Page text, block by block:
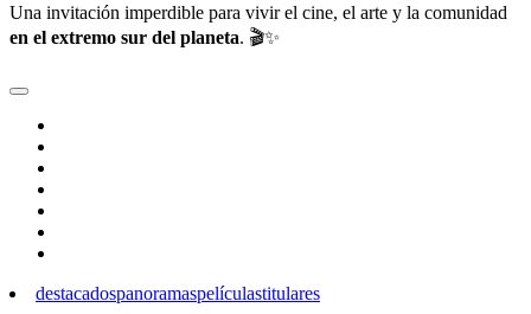
Una invitación imperdible para vivir el cine, el arte y la comunidad
en el extremo sur del planeta. 🎬✨
destacadospanoramaspelículastitulares